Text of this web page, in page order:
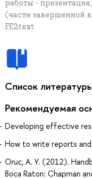
работы -
(части завершенной
FE2text
Список
Рекомендуемая
Developing effective
How to write reports and
Oruc, A. Y. (2012).
Boca Raton: Chapman